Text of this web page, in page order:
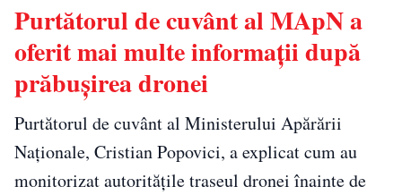
Purtătorul de cuvânt al MApN a
oferit mai multe informații după
prăbușirea dronei
Purtătorul de cuvânt al Ministerului Apărării
Naţionale, Cristian Popovici, a explicat cum au
monitorizat autorităţile traseul dronei înainte de